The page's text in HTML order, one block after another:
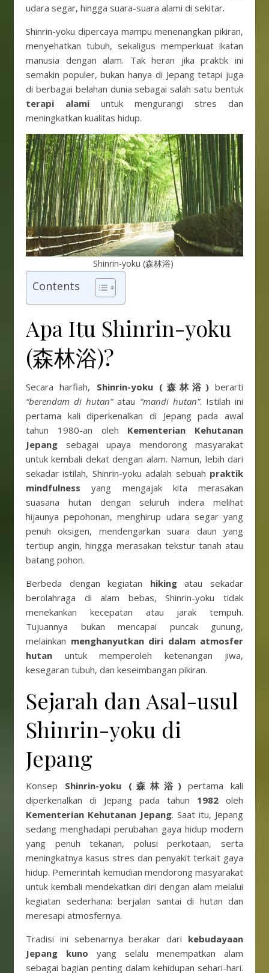
udara segar, hingga suara-suara alami di sekitar.
Shinrin-yoku dipercaya mampu menenangkan pikiran,
menyehatkan tubuh, sekaligus memperkuat ikatan
manusia dengan alam. Tak heran jika praktik ini
semakin populer, bukan hanya di Jepang tetapi juga
di berbagai belahan dunia sebagai salah satu bentuk
terapi alami untuk mengurangi stres dan
meningkatkan kualitas hidup.
Shinrin-yoku (森林浴)
Contents
Apa Itu Shinrin-yoku
(森林浴)?
Secara harfiah, Shinrin-yoku (森林浴)berarti
“berendam di hutan”atau “mandi hutan”. Istilah ini
pertama kali diperkenalkan di Jepang pada awal
tahun 1980-an oleh Kementerian Kehutanan
Jepang sebagai upaya mendorong masyarakat
untuk kembali dekat dengan alam. Namun, lebih dari
sekadar istilah, Shinrin-yoku adalah sebuah praktik
mindfulness yang mengajak kita merasakan
suasana hutan dengan seluruh indera melihat
hijaunya pepohonan, menghirup udara segar yang
penuh oksigen, mendengarkan suara daun yang
tertiup angin, hingga merasakan tekstur tanah atau
batang pohon.
Berbeda dengan kegiatan hikingatau sekadar
berolahraga di alam bebas, Shinrin-yoku tidak
menekankan kecepatan atau jarak tempuh.
Tujuannya bukan mencapai puncak gunung,
melainkan menghanyutkan diri dalam atmosfer
hutan untuk memperoleh ketenangan jiwa,
kesegaran tubuh, dan keseimbangan pikiran.
Sejarah dan Asal-usul
Shinrin-yoku di
Jepang
Konsep Shinrin-yoku (森林浴)pertama kali
diperkenalkan di Jepang pada tahun 1982 oleh
Kementerian Kehutanan Jepang. Saat itu, Jepang
sedang menghadapi perubahan gaya hidup modern
yang penuh tekanan, polusi perkotaan, serta
meningkatnya kasus stres dan penyakit terkait gaya
hidup. Pemerintah kemudian mendorong masyarakat
untuk kembali mendekatkan diri dengan alam melalui
kegiatan sederhana: berjalan santai di hutan dan
meresapi atmosfernya.
Tradisi ini sebenarnya berakar dari kebudayaan
Jepang kuno yang selalu menempatkan alam
sebagai bagian penting dalam kehidupan sehari-hari.